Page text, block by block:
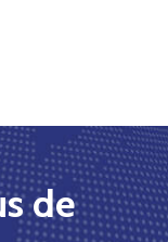
de